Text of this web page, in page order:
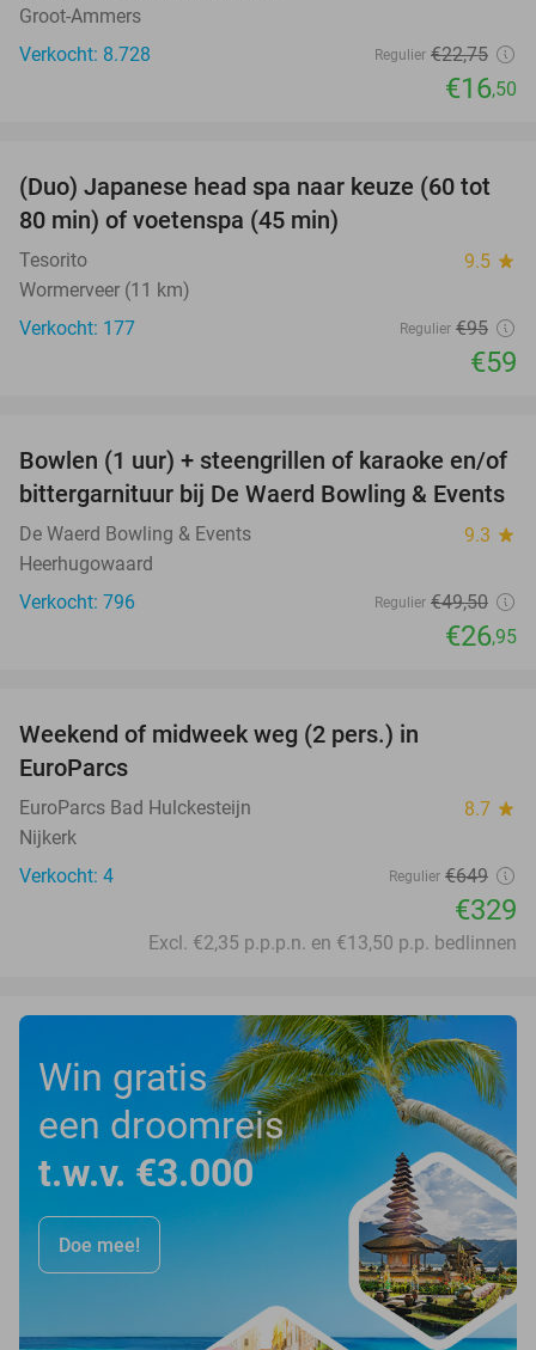
Groot-Ammers
Verkocht: 8.728
Regulier €22,75
€16,50
38%
(Duo) Japanese head spa naar keuze (60 tot
80 min) of voetenspa (45 min)
Tesorito 9.5 star
Wormerveer (11 km)
Verkocht: 177
Regulier €95
€59
46%
Bowlen (1 uur) + steengrillen of karaoke en/of
bittergarnituur bij De Waerd Bowling & Events
De Waerd Bowling & Events 9.3 star
Heerhugowaard
Verkocht: 796
Regulier €49,50
€26,95
Weekend of midweek weg (2 pers.) in
EuroParcs
EuroParcs Bad Hulckesteijn 8.7 star
Nijkerk
Verkocht: 4
Regulier €649
€329
Excl. €2,35 p.p.p.n. en €13,50 p.p. bedlinnen
Win gratis
een droomreis
t.w.v. €3.000
Doe mee!